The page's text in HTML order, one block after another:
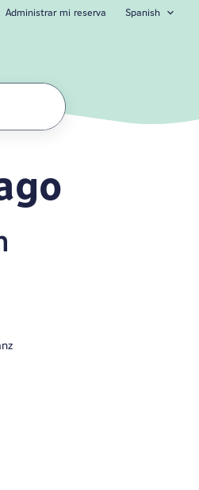
Administrar mi reserva Spanish